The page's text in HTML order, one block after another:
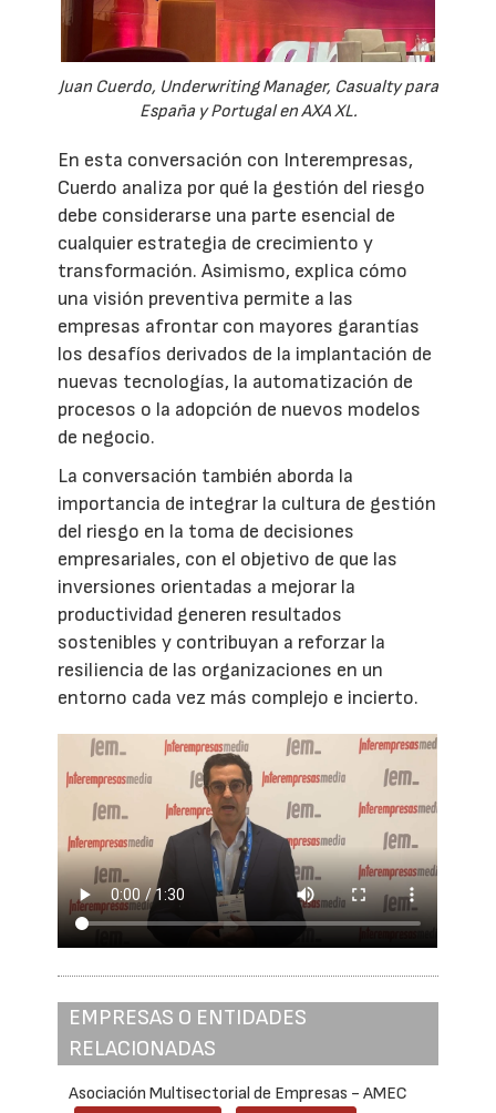
Juan Cuerdo, Underwriting Manager, Casualty para
España y Portugal en AXA XL.
En esta conversación con Interempresas,
Cuerdo analiza por qué la gestión del riesgo
debe considerarse una parte esencial de
cualquier estrategia de crecimiento y
transformación. Asimismo, explica cómo
una visión preventiva permite a las
empresas afrontar con mayores garantías
los desafíos derivados de la implantación de
nuevas tecnologías, la automatización de
procesos o la adopción de nuevos modelos
de negocio.
La conversación también aborda la
importancia de integrar la cultura de gestión
del riesgo en la toma de decisiones
empresariales, con el objetivo de que las
inversiones orientadas a mejorar la
productividad generen resultados
sostenibles y contribuyan a reforzar la
resiliencia de las organizaciones en un
entorno cada vez más complejo e incierto.
EMPRESAS O ENTIDADES
RELACIONADAS
Asociación Multisectorial de Empresas - AMEC